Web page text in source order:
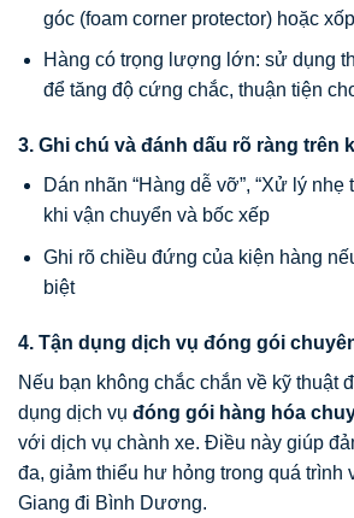
góc (foam corner protector) hoặc
Hàng có trọng lượng lớn: sử dụng
để tăng độ cứng chắc, thuận tiện
3. Ghi chú và đánh dấu rõ ràng trên
Dán nhãn “Hàng dễ vỡ”, “Xử lý nhẹ
khi vận chuyển và bốc xếp
Ghi rõ chiều đứng của kiện hàng
biệt
4. Tận dụng dịch vụ đóng gói
Nếu bạn không chắc chắn về kỹ thuật
dụng dịch vụ đóng gói hàng hóa
với dịch vụ chành xe. Điều này giúp
đa, giảm thiểu hư hỏng trong quá trình
Giang đi Bình Dương.